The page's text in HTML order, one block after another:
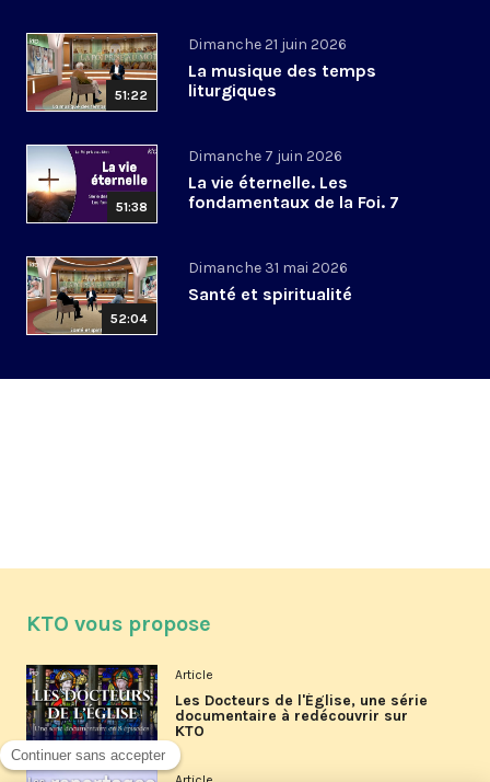
51:22
Dimanche 21 juin 2026
La musique des temps
liturgiques
51:38
Dimanche 7 juin 2026
La vie éternelle. Les
fondamentaux de la Foi. 7
52:04
Dimanche 31 mai 2026
Santé et spiritualité
KTO vous propose
Article
Les Docteurs de l'Église, une série
documentaire à redécouvrir sur
KTO